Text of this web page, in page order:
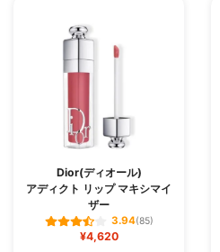
Dior(ディオール)
アディクト リップ マキシマイ
ザー
3.94(85)
¥4,620